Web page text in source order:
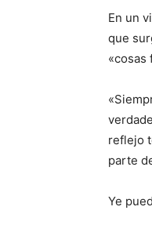
En un
que
«cosas
reflejo
parte
Ye